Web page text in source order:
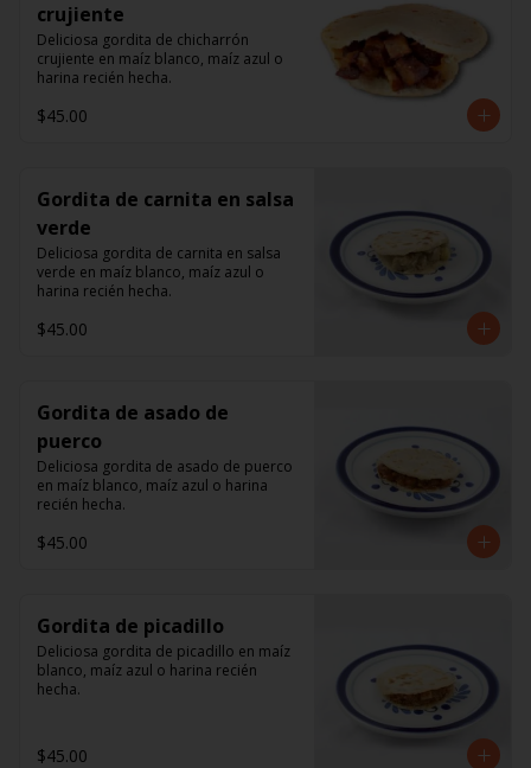
crujiente
Deliciosa gordita de chicharrón
crujiente en maíz blanco, maíz azul o
harina recién hecha.
$45.00
Gordita de carnita en salsa
verde
Deliciosa gordita de carnita en salsa
verde en maíz blanco, maíz azul o
harina recién hecha.
$45.00
Gordita de asado de
puerco
Deliciosa gordita de asado de puerco
en maíz blanco, maíz azul o harina
recién hecha.
$45.00
Gordita de picadillo
Deliciosa gordita de picadillo en maíz
blanco, maíz azul o harina recién
hecha.
$45.00